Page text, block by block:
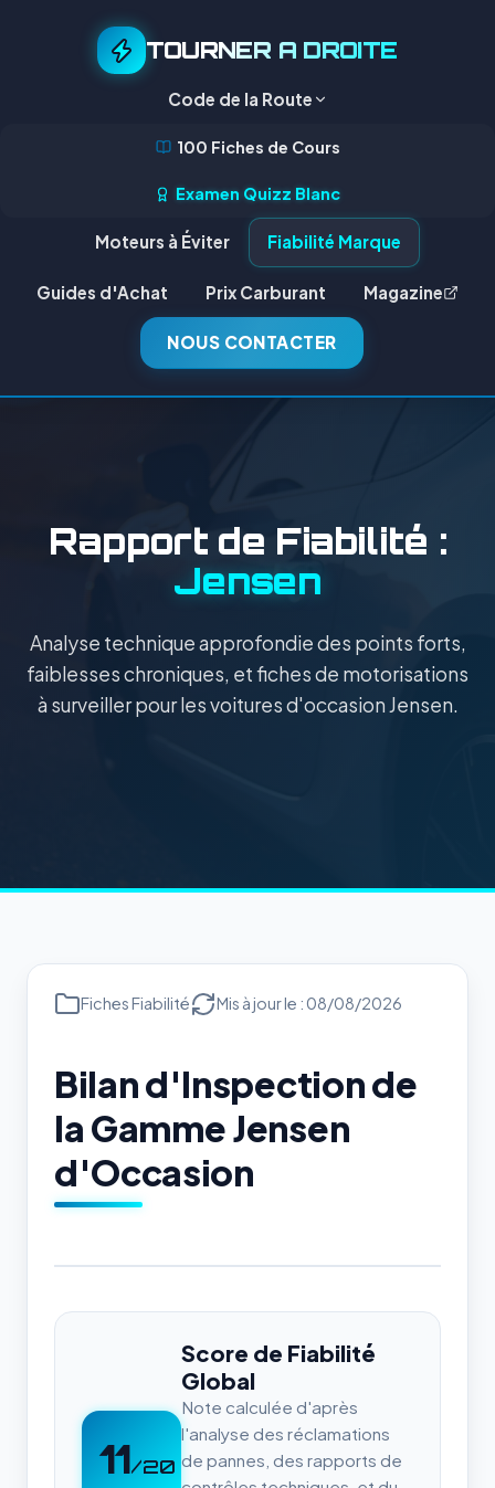
TOURNER A DROITE
Code de la Route
100 Fiches de Cours
Examen Quizz Blanc
Moteurs à Éviter Fiabilité Marque
Guides d'Achat Prix Carburant Magazine
NOUS CONTACTER
Rapport de Fiabilité :
Jensen
Analyse technique approfondie des points forts,
faiblesses chroniques, et fiches de motorisations
à surveiller pour les voitures d'occasion Jensen.
Fiches Fiabilité Mis à jour le : 08/08/2026
Bilan d'Inspection de
la Gamme Jensen
d'Occasion
11/20
Score de Fiabilité
Global
Note calculée d'après
l'analyse des réclamations
de pannes, des rapports de